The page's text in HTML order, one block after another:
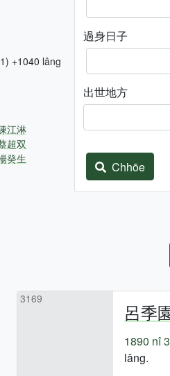
+1040 lâng
江淋
超双
癸生
過身日子
出世地方
Chhōe
3169
呂季
1890 nî
lâng.